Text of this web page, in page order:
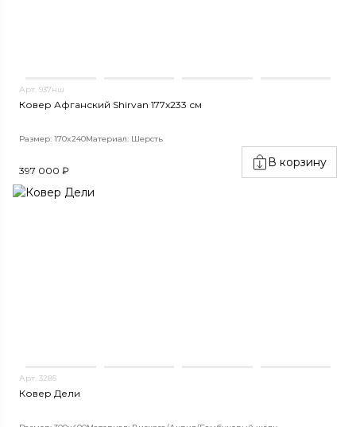
Арт. 937нш
Ковер Афганский Shirvan 177x233 см
Размер: 170x240Материал: Шерсть
397 000 ₽
В корзину
Арт. 3285
Ковер Дели